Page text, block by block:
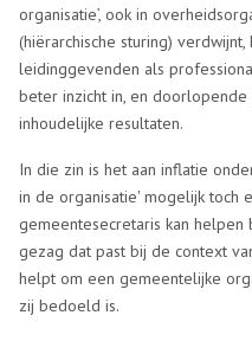
organisatie’, ook in
(hiërarchische sturing)
leidinggevenden als
beter inzicht in, en
inhoudelijke resultaten.
In die zin is het aan inflatie
in de organisatie' mogelijk toch
gemeentesecretaris kan
gezag dat past bij de context
helpt om een gemeentelijke
zij bedoeld is.